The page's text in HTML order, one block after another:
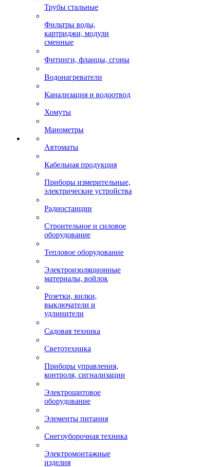
Трубы стальные
Фильтры воды,
картриджи, модули
сменные
Фитинги, фланцы, сгоны
Водонагреватели
Канализация и водоотвод
Хомуты
Манометры
Автоматы
Кабельная продукция
Приборы измерительные,
электрические устройства
Радиостанции
Строительное и силовое
оборудование
Тепловое оборудование
Электроизоляционные
материалы, войлок
Розетки, вилки,
выключатели и
удлинители
Садовая техника
Светотехника
Приборы управления,
контроля, сигнализации
Электрощитовое
оборудование
Элементы питания
Снегоуборочная техника
Электромонтажные
изделия